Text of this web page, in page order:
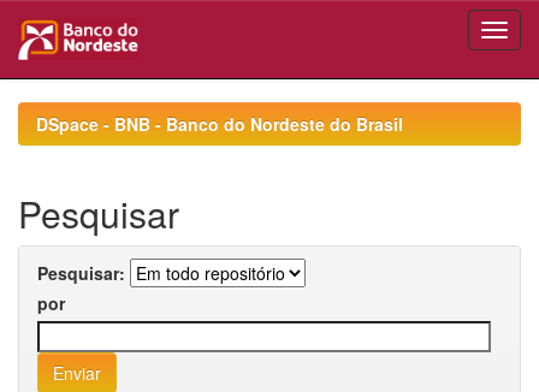
navigationDSpace - BNB - Banco do Nordeste do Brasil
Pesquisar
Pesquisar:
por